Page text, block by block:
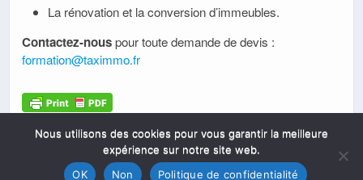
La rénovation et la conversion d’immeubles.
Contactez-nouspour toute demande de devis :
formation@taximmo.fr
Nous utilisons des cookies pour vous garantir la meilleure
expérience sur notre site web.
OK
Non Politique de confidentialité